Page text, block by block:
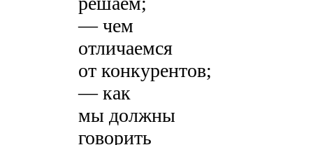
— чем
отличаемся
от конкурентов;
— как
мы должны
говорить